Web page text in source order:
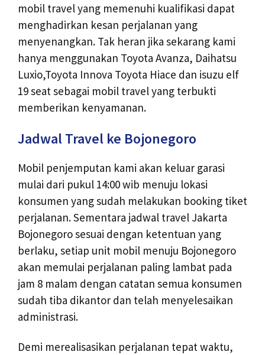
mobil travel yang memenuhi kualifikasi dapat
menghadirkan kesan perjalanan yang
menyenangkan. Tak heran jika sekarang kami
hanya menggunakan Toyota Avanza, Daihatsu
Luxio,Toyota Innova Toyota Hiace dan isuzu elf
19 seat sebagai mobil travel yang terbukti
memberikan kenyamanan.
Jadwal Travel ke Bojonegoro
Mobil penjemputan kami akan keluar garasi
mulai dari pukul 14:00 wib menuju lokasi
konsumen yang sudah melakukan booking tiket
perjalanan. Sementara jadwal travel Jakarta
Bojonegoro sesuai dengan ketentuan yang
berlaku, setiap unit mobil menuju Bojonegoro
akan memulai perjalanan paling lambat pada
jam 8 malam dengan catatan semua konsumen
sudah tiba dikantor dan telah menyelesaikan
administrasi.
Demi merealisasikan perjalanan tepat waktu,